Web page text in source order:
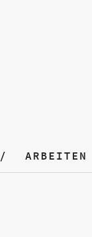
ARBEITEN